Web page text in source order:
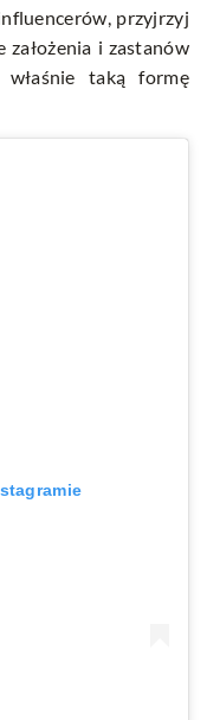
przyjrzyj
założenia i zastanów
właśnie taką formę